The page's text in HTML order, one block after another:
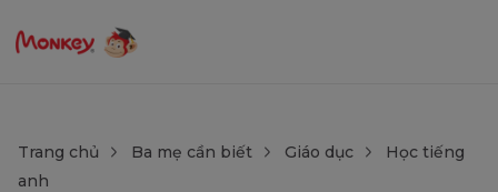
Trang chủ Ba mẹ cần biết Giáo dục
Học tiếng
anh